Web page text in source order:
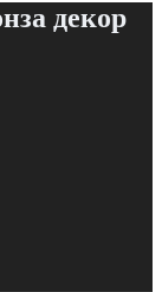
декор